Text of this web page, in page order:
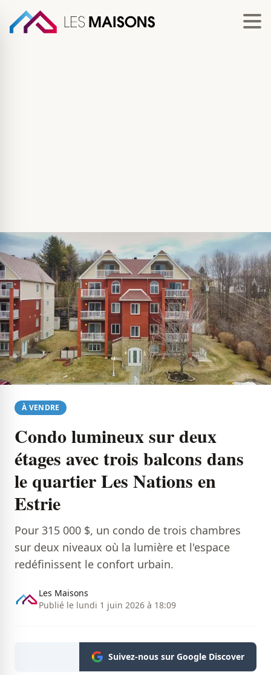
À VENDRE
Condo lumineux sur deux
étages avec trois balcons dans
le quartier Les Nations en
Estrie
Pour 315 000 $, un condo de trois chambres
sur deux niveaux où la lumière et l'espace
redéfinissent le confort urbain.
Les Maisons
Publié le lundi 1 juin 2026 à 18:09
Suivez-nous sur Google Discover